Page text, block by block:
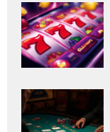
Adaugă
aici textul
pentru
subtitlu
Adaugă
aici textul